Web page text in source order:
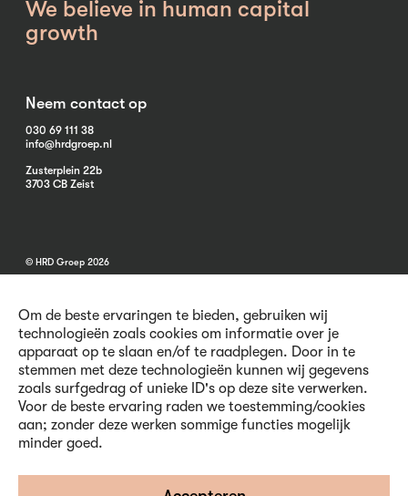
Om de beste ervaringen te bieden, gebruiken wij
technologieën zoals cookies om informatie over je
apparaat op te slaan en/of te raadplegen. Door in te
stemmen met deze technologieën kunnen wij gegevens
zoals surfgedrag of unieke ID's op deze site verwerken.
Voor de beste ervaring raden we toestemming/cookies
aan; zonder deze werken sommige functies mogelijk
minder goed.
We believe in human capital
growth
Neem contact op
030 69 111 38
info@hrdgroep.nl
Zusterplein 22b
3703 CB Zeist
© HRD Groep 2026
Algemene informatie
Contact
Voorwaarden
Privacy en Cookies
Volg ons